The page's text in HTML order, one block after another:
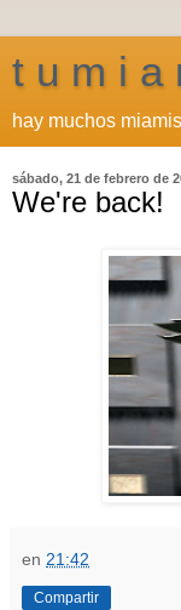
t u m i a
hay muchos
sábado, 21 de febrero de
We're back!
en 21:42
Compartir